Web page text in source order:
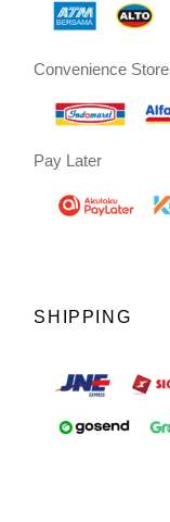
Convenience Store
Pay Later
SHIPPING